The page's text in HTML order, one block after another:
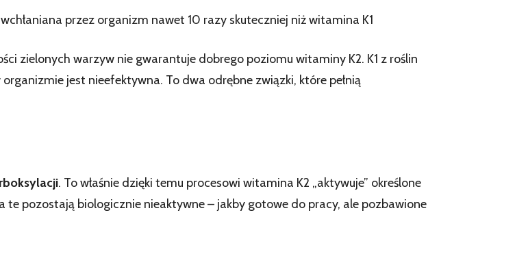
przez organizm nawet 10 razy skuteczniej niż witamina K1
zielonych warzyw nie gwarantuje dobrego poziomu witaminy K2. K1 z roślin
jest nieefektywna. To dwa odrębne związki, które pełnią
. To właśnie dzięki temu procesowi witamina K2 „aktywuje” określone
te pozostają biologicznie nieaktywne – jakby gotowe do pracy, ale pozbawione